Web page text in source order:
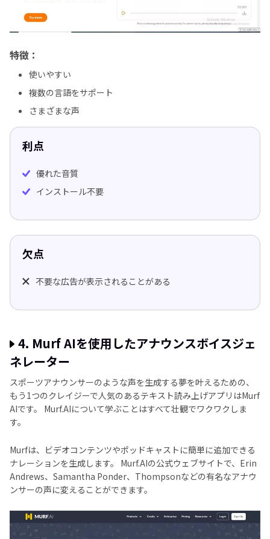
特徴：
使いやすい
複数の言語をサポート
さまざまな声
利点
優れた音質
インストール不要
欠点
不要な広告が表示されることがある
4. Murf AIを使用したアナウンスボイスジェ
ネレーター
スポーツアナウンサーのような声を生成する夢を叶えるための、
もう1つのクレイジーで人気のあるテキスト読み上げアプリはMurf
AIです。 Murf.AIについて学ぶことはすべて壮観でワクワクしま
す。
Murfは、ビデオコンテンツやポッドキャストに簡単に追加できる
ナレーションを生成します。 Murf.AIの公式ウェブサイトで、Erin
Andrews、Samantha Ponder、Thompsonなどの有名なアナウ
ンサーの声に変えることができます。